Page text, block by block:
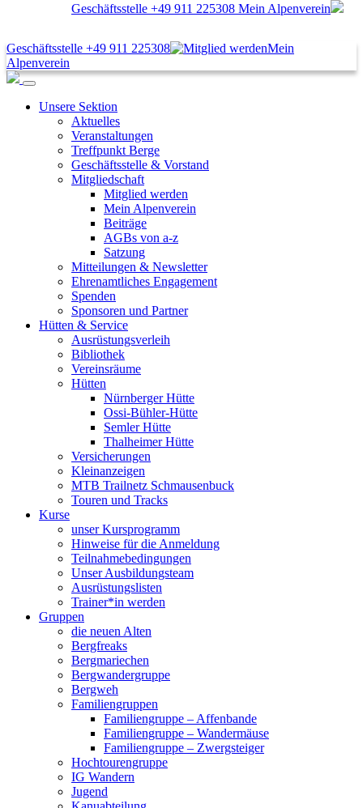
Geschäftsstelle +49 911 225308 Mein Alpenverein
Geschäftsstelle +49 911 225308
Mein
Alpenverein
Unsere Sektion
Aktuelles
Veranstaltungen
Treffpunkt Berge
Geschäftsstelle & Vorstand
Mitgliedschaft
Mitglied werden
Mein Alpenverein
Beiträge
AGBs von a-z
Satzung
Mitteilungen & Newsletter
Ehrenamtliches Engagement
Spenden
Sponsoren und Partner
Hütten & Service
Ausrüstungsverleih
Bibliothek
Vereinsräume
Hütten
Nürnberger Hütte
Ossi-Bühler-Hütte
Semler Hütte
Thalheimer Hütte
Versicherungen
Kleinanzeigen
MTB Trailnetz Schmausenbuck
Touren und Tracks
Kurse
unser Kursprogramm
Hinweise für die Anmeldung
Teilnahmebedingungen
Unser Ausbildungsteam
Ausrüstungslisten
Trainer*in werden
Gruppen
die neuen Alten
Bergfreaks
Bergmariechen
Bergwandergruppe
Bergweh
Familiengruppen
Familiengruppe – Affenbande
Familiengruppe – Wandermäuse
Familiengruppe – Zwergsteiger
Hochtourengruppe
IG Wandern
Jugend